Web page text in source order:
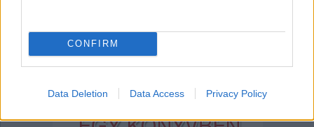
CONFIRM
Data Deletion Data Access Privacy Policy